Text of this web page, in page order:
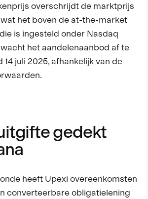
overschrijdt de marktprijs
wat het boven de at-the-market
is ingesteld onder Nasdaq
het aandelenaanbod af te
juli 2025, afhankelijk van de
gedekt
heeft Upexi overeenkomsten
converteerbare obligatielening